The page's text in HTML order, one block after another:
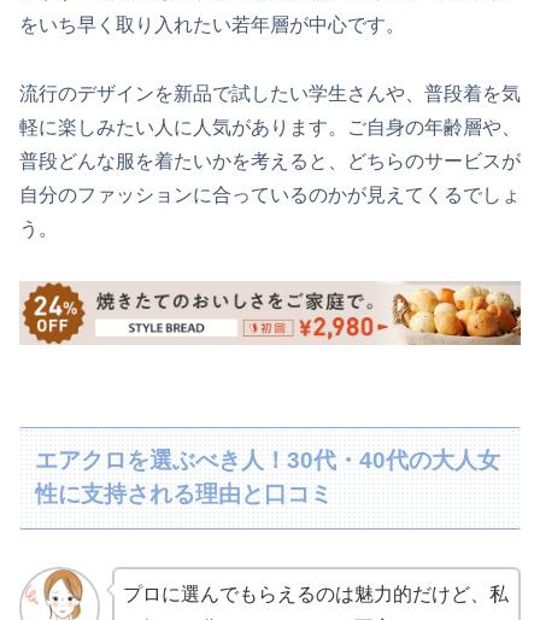
をいち早く取り入れたい若年層が中心です。
流行のデザインを新品で試したい学生さんや、普段着を気
軽に楽しみたい人に人気があります。ご自身の年齢層や、
普段どんな服を着たいかを考えると、どちらのサービスが
自分のファッションに合っているのかが見えてくるでしょ
う。
エアクロを選ぶべき人！30代・40代の大人女
性に支持される理由と口コミ
プロに選んでもらえるのは魅力的だけど、私